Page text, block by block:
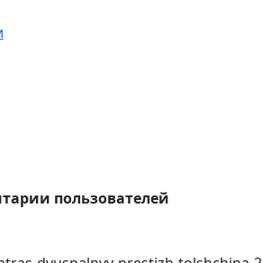
пользователей